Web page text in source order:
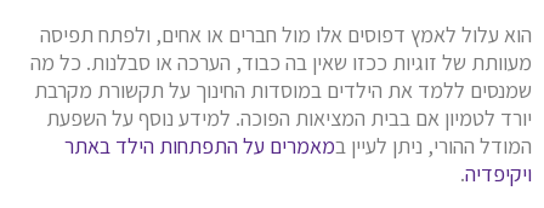
הוא עלול לאמץ דפוסים אלו מול חברים או אחים, ולפתח תפיסה
מעוותת של זוגיות ככזו שאין בה כבוד, הערכה או סבלנות. כל מה
שמנסים ללמד את הילדים במוסדות החינוך על תקשורת מקרבת
יורד לטמיון אם בבית המציאות הפוכה. למידע נוסף על השפעת
המודל ההורי, ניתן לעיין במאמרים על התפתחות הילד באתר
ויקיפדיה.